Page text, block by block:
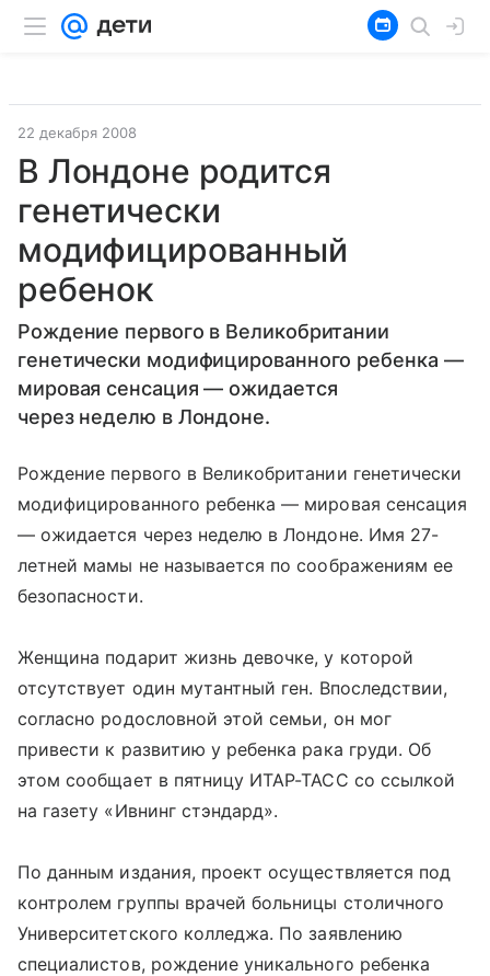
22 декабря 2008
В Лондоне родится
генетически
модифицированный
ребенок
Рождение первого в Великобритании
генетически модифицированного ребенка —
мировая сенсация — ожидается
через неделю в Лондоне.
Рождение первого в Великобритании генетически
модифицированного ребенка — мировая сенсация
— ожидается через неделю в Лондоне. Имя 27-
летней мамы не называется по соображениям ее
безопасности.
Женщина подарит жизнь девочке, у которой
отсутствует один мутантный ген. Впоследствии,
согласно родословной этой семьи, он мог
привести к развитию у ребенка рака груди. Об
этом сообщает в пятницу ИТАР-ТАСС со ссылкой
на газету «Ивнинг стэндард».
По данным издания, проект осуществляется под
контролем группы врачей больницы столичного
Университетского колледжа. По заявлению
специалистов, рождение уникального ребенка